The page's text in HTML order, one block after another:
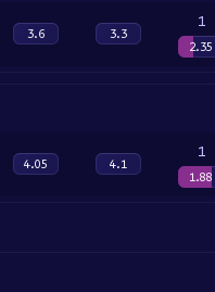
3.6 3.3
1
2.35
4.05 4.1
1
1.88